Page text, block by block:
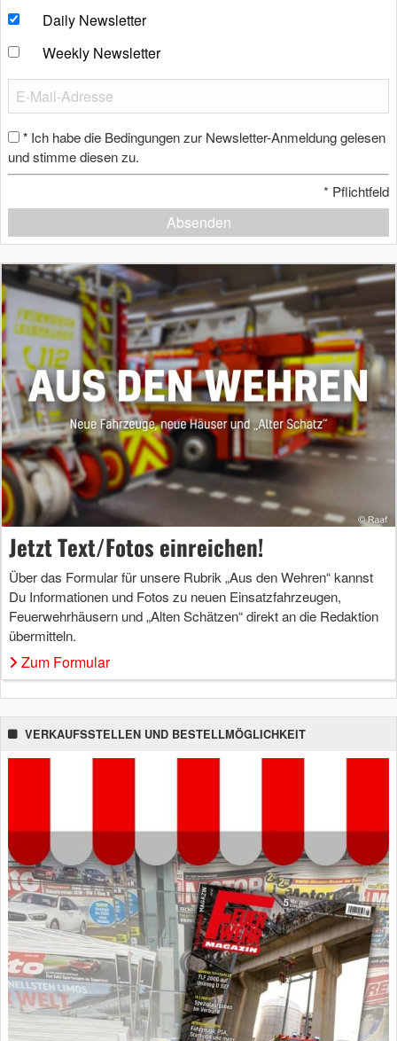
Daily Newsletter
Weekly Newsletter
* Ich habe die Bedingungen zur Newsletter-Anmeldung gelesen
und stimme diesen zu.
* Pflichtfeld
Absenden
Jetzt Text/Fotos einreichen!
Über das Formular für unsere Rubrik „Aus den Wehren“ kannst
Du Informationen und Fotos zu neuen Einsatzfahrzeugen,
Feuerwehrhäusern und „Alten Schätzen“ direkt an die Redaktion
übermitteln.
Zum Formular
VERKAUFSSTELLEN UND BESTELLMÖGLICHKEIT